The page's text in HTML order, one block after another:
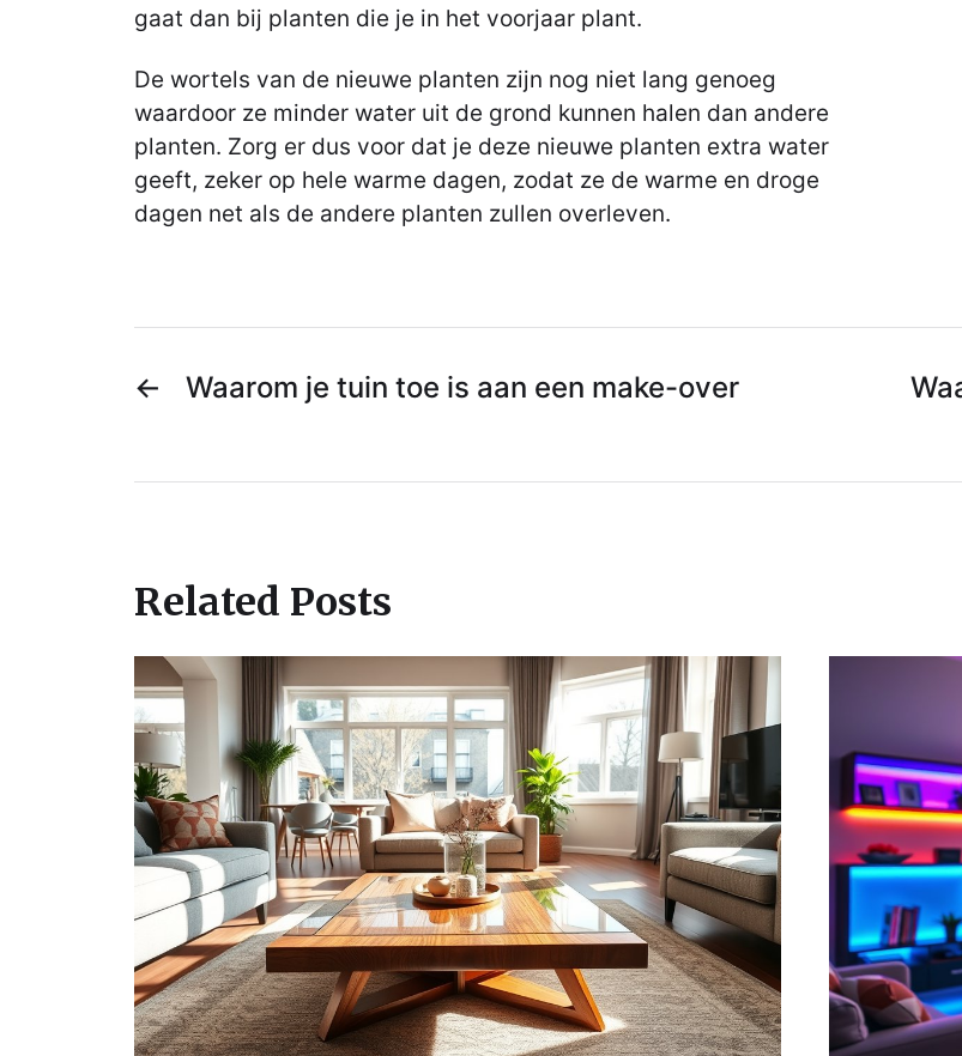
gaat dan bij planten die je in het voorjaar plant.
De wortels van de nieuwe planten zijn nog niet lang genoeg
waardoor ze minder water uit de grond kunnen halen dan andere
planten. Zorg er dus voor dat je deze nieuwe planten extra water
geeft, zeker op hele warme dagen, zodat ze de warme en droge
dagen net als de andere planten zullen overleven.
← Waarom je tuin toe is aan een make-over
Related Posts